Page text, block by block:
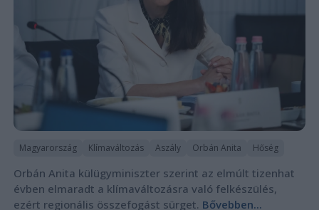
Magyarország Klímaváltozás Aszály Orbán Anita Hőség
Orbán Anita külügyminiszter szerint az elmúlt tizenhat
évben elmaradt a klímaváltozásra való felkészülés,
ezért regionális összefogást sürget. Bővebben...